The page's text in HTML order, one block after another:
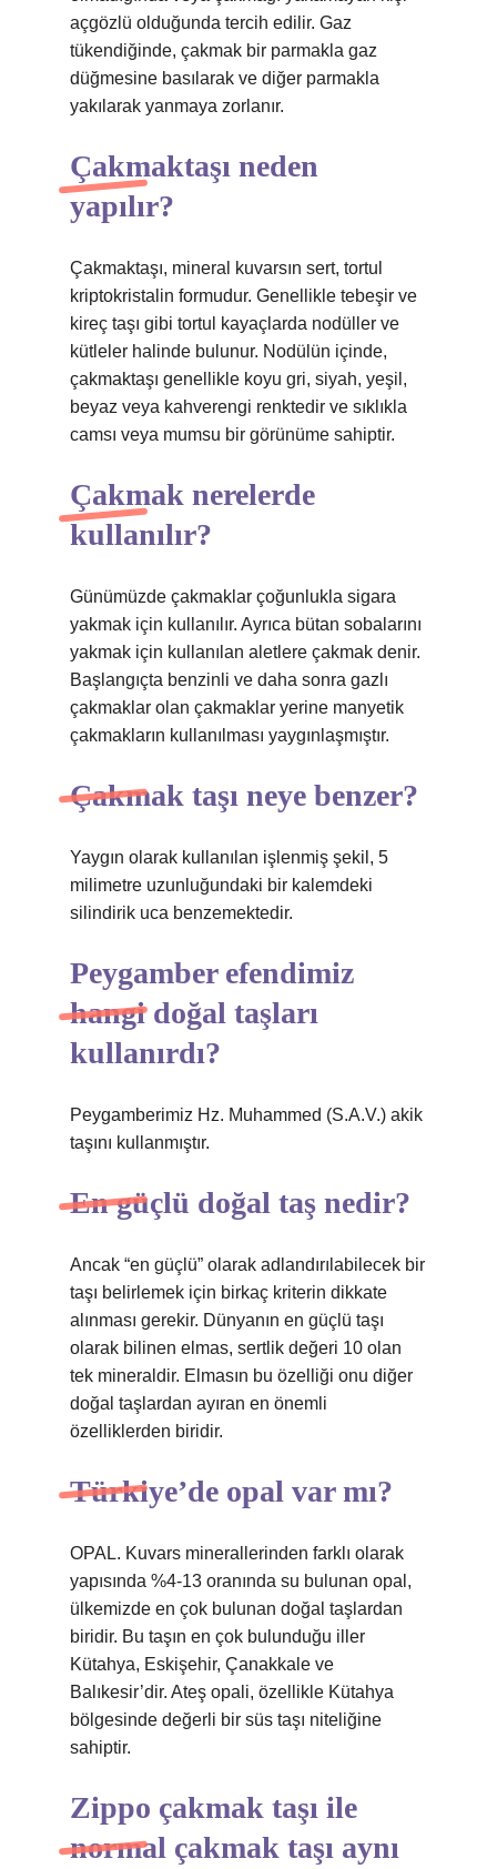
açgözlü olduğunda tercih edilir. Gaz
tükendiğinde, çakmak bir parmakla gaz
düğmesine basılarak ve diğer parmakla
yakılarak yanmaya zorlanır.
Çakmaktaşı neden
yapılır?
Çakmaktaşı, mineral kuvarsın sert, tortul
kriptokristalin formudur. Genellikle tebeşir ve
kireç taşı gibi tortul kayaçlarda nodüller ve
kütleler halinde bulunur. Nodülün içinde,
çakmaktaşı genellikle koyu gri, siyah, yeşil,
beyaz veya kahverengi renktedir ve sıklıkla
camsı veya mumsu bir görünüme sahiptir.
Çakmak nerelerde
kullanılır?
Günümüzde çakmaklar çoğunlukla sigara
yakmak için kullanılır. Ayrıca bütan sobalarını
yakmak için kullanılan aletlere çakmak denir.
Başlangıçta benzinli ve daha sonra gazlı
çakmaklar olan çakmaklar yerine manyetik
çakmakların kullanılması yaygınlaşmıştır.
Çakmak taşı neye benzer?
Yaygın olarak kullanılan işlenmiş şekil, 5
milimetre uzunluğundaki bir kalemdeki
silindirik uca benzemektedir.
Peygamber efendimiz
hangi doğal taşları
kullanırdı?
Peygamberimiz Hz. Muhammed (S.A.V.) akik
taşını kullanmıştır.
En güçlü doğal taş nedir?
Ancak “en güçlü” olarak adlandırılabilecek bir
taşı belirlemek için birkaç kriterin dikkate
alınması gerekir. Dünyanın en güçlü taşı
olarak bilinen elmas, sertlik değeri 10 olan
tek mineraldir. Elmasın bu özelliği onu diğer
doğal taşlardan ayıran en önemli
özelliklerden biridir.
Türkiye’de opal var mı?
OPAL. Kuvars minerallerinden farklı olarak
yapısında %4-13 oranında su bulunan opal,
ülkemizde en çok bulunan doğal taşlardan
biridir. Bu taşın en çok bulunduğu iller
Kütahya, Eskişehir, Çanakkale ve
Balıkesir’dir. Ateş opali, özellikle Kütahya
bölgesinde değerli bir süs taşı niteliğine
sahiptir.
Zippo çakmak taşı ile
normal çakmak taşı aynı